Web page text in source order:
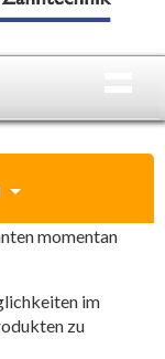
momentan
im
zu